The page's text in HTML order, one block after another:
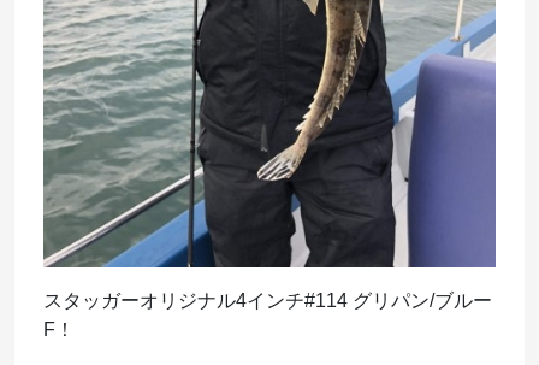
スタッガーオリジナル4インチ#114 グリパン/ブルー
F！